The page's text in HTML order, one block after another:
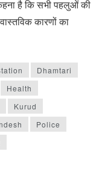
है कि सभी पहलुओं की
कारणों का
Dhamtari
Health
Kurud
Police